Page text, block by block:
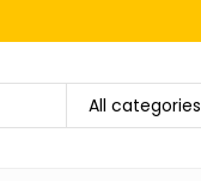
All categories